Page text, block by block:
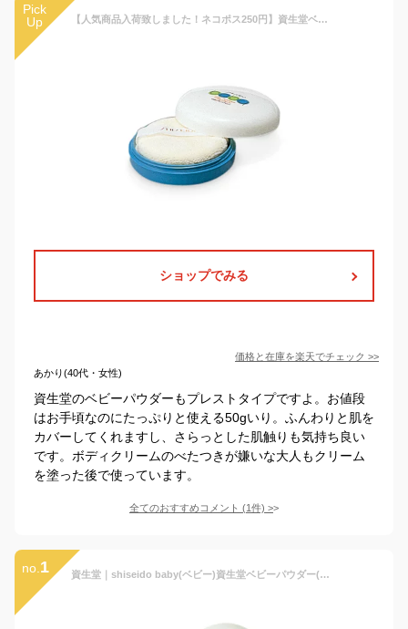
Pick
Up
【人気商品入荷致しました！ネコポス250円】資生堂ベビーパウダー（プレスド） 50g
ショップでみる
価格と在庫を楽天でチェック >>
あかり(40代・女性)
資生堂のベビーパウダーもプレストタイプですよ。お値段
はお手頃なのにたっぷりと使える50gいり。ふんわりと肌を
カバーしてくれますし、さらっとした肌触りも気持ち良い
です。ボディクリームのべたつきが嫌いな大人もクリーム
を塗った後で使っています。
全てのおすすめコメント (1件) >
no. 1 資生堂｜shiseido baby(ベビー)資生堂ベビーパウダー(プレスド)50g【医薬部外品】